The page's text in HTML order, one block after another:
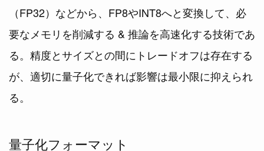
（FP32）などから、FP8やINT8へと変換して、必
要なメモリを削減する & 推論を高速化する技術であ
る。精度とサイズとの間にトレードオフは存在する
が、適切に量子化できれば影響は最小限に抑えられ
る。
量子化フォーマット